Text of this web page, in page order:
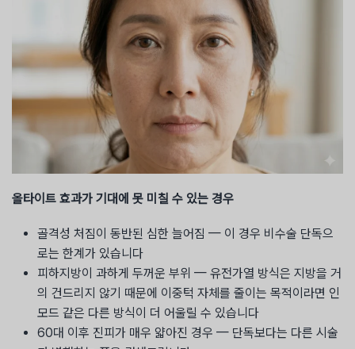
올타이트 효과가 기대에 못 미칠 수 있는 경우
골격성 처짐이 동반된 심한 늘어짐 — 이 경우 비수술 단독으
로는 한계가 있습니다
피하지방이 과하게 두꺼운 부위 — 유전가열 방식은 지방을 거
의 건드리지 않기 때문에 이중턱 자체를 줄이는 목적이라면 인
모드 같은 다른 방식이 더 어울릴 수 있습니다
60대 이후 진피가 매우 얇아진 경우 — 단독보다는 다른 시술